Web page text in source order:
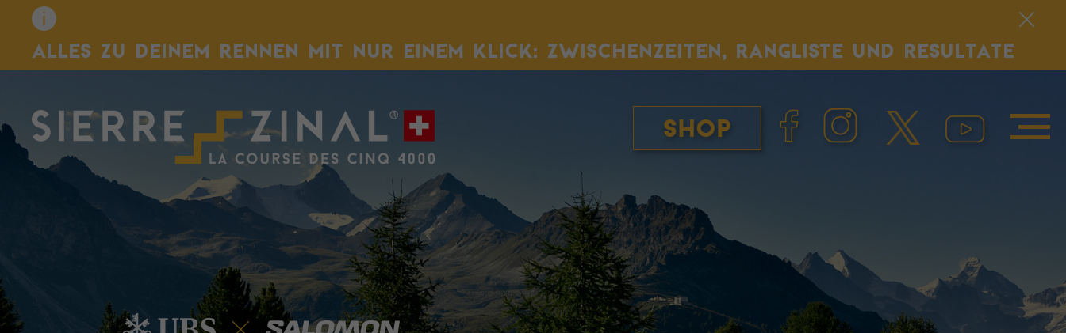
ALLES ZU DEINEM RENNEN MIT NUR EINEM KLICK: ZWISCHENZEITEN, RANGLISTE UND RESULTATE
Shop